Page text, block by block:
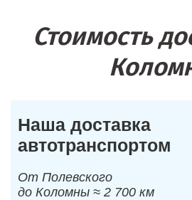
Стоимость
Наша доставка
автотранспортом
От Полевского
до Коломны ≈ 2 700 км